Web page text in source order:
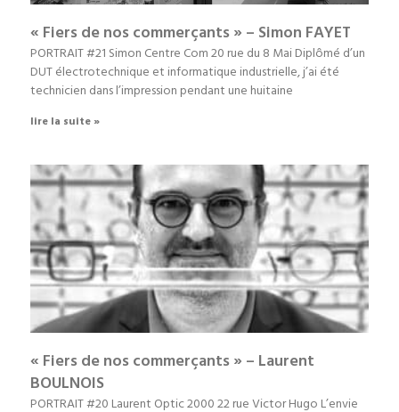
« Fiers de nos commerçants » – Simon FAYET
PORTRAIT #21 Simon Centre Com 20 rue du 8 Mai Diplômé d’un
DUT électrotechnique et informatique industrielle, j’ai été
technicien dans l’impression pendant une huitaine
lire la suite »
« Fiers de nos commerçants » – Laurent
BOULNOIS
PORTRAIT #20 Laurent Optic 2000 22 rue Victor Hugo L’envie